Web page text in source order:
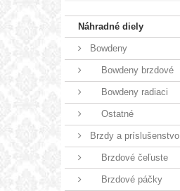
Náhradné diely
Bowdeny
Bowdeny brzdové
Bowdeny radiaci
Ostatné
Brzdy a príslušenstvo
Brzdové čeľuste
Brzdové páčky